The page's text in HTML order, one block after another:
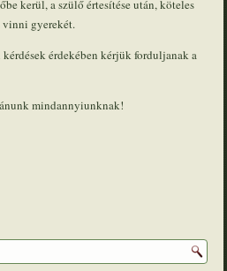
kerül, a szülő értesítése után, köteles
vinni gyerekét.
érdekében kérjük forduljanak a
mindannyiunknak!